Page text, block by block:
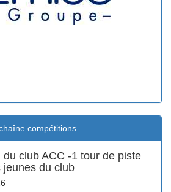
compétitions...
du club ACC -1 tour de piste
jeunes du club